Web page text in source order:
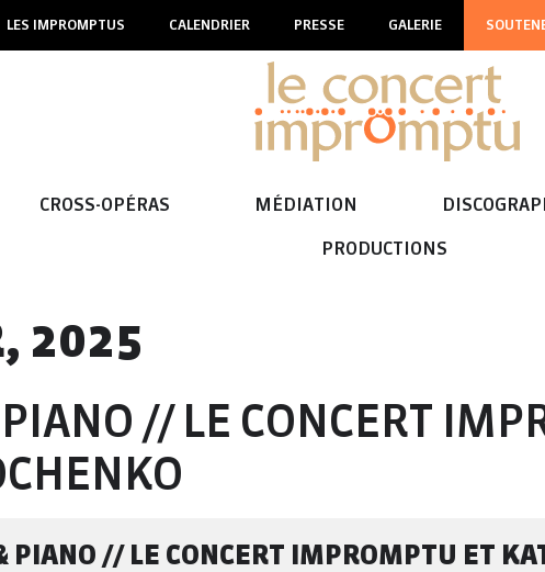
LES IMPROMPTUS CALENDRIER PRESSE GALERIE
CROSS-OPÉRAS MÉDIATION
PRODUCTIONS
2025
// LE CONCERT
PIANO // LE CONCERT IMPROMPTU ET